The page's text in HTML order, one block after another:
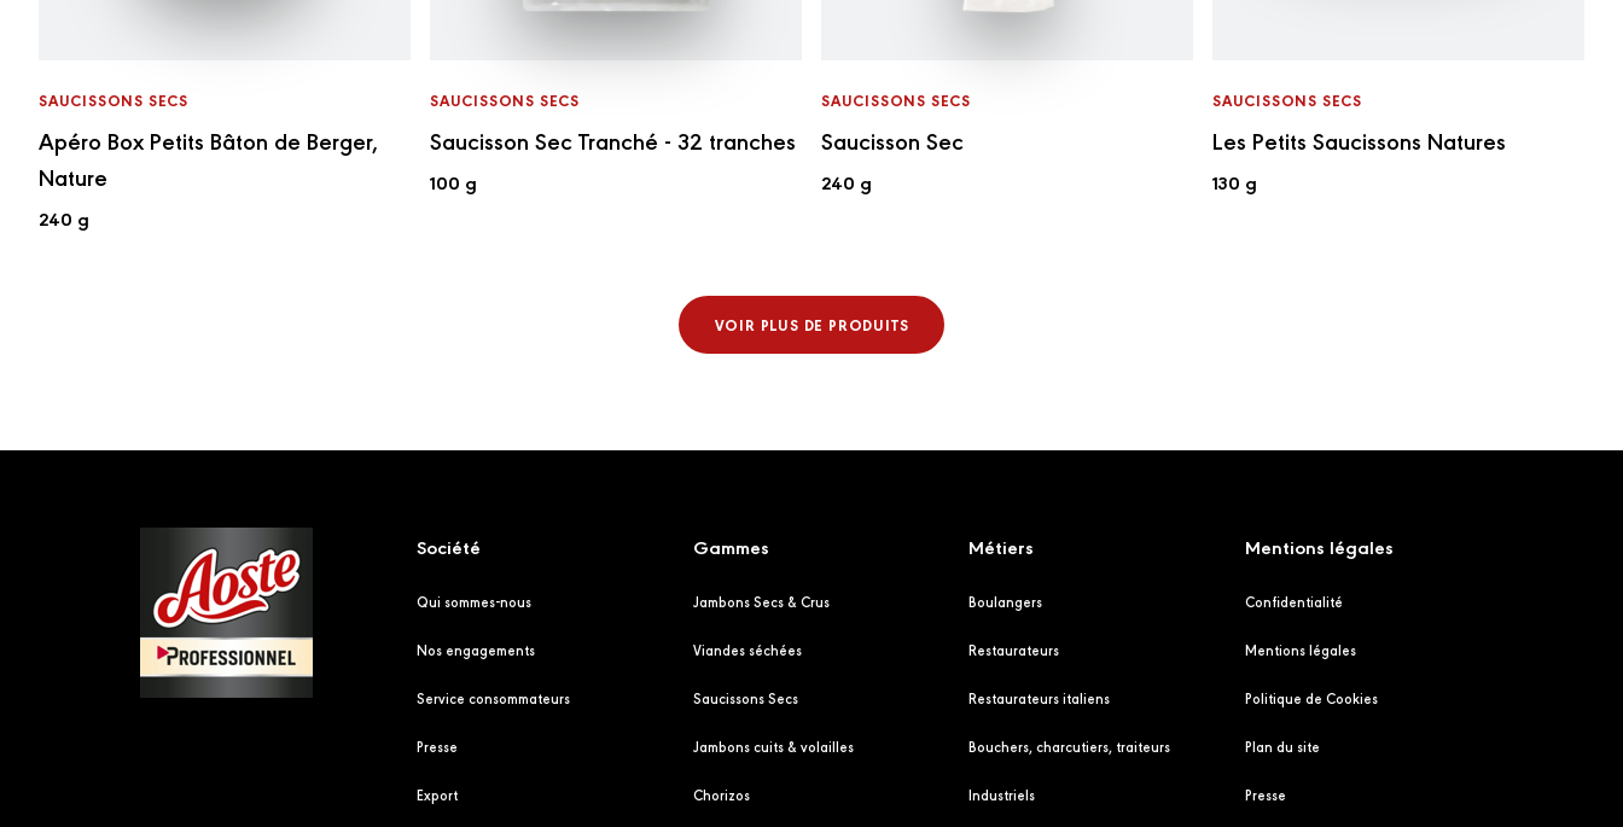
SAUCISSONS SECS
Apéro Box Petits Bâton de Berger,
Nature
240 g
SAUCISSONS SECS
Saucisson Sec Tranché - 32 tranches
100 g
SAUCISSONS SECS
Saucisson Sec
240 g
SAUCISSONS SECS
Les Petits Saucissons Natures
130 g
VOIR PLUS DE PRODUITS
Société
Qui sommes-nous
Nos engagements
Service consommateurs
Presse
Export
Gammes
Jambons Secs & Crus
Viandes séchées
Saucissons Secs
Jambons cuits & volailles
Chorizos
Métiers
Boulangers
Restaurateurs
Restaurateurs italiens
Bouchers, charcutiers, traiteurs
Industriels
Mentions légales
Confidentialité
Mentions légales
Politique de Cookies
Plan du site
Presse